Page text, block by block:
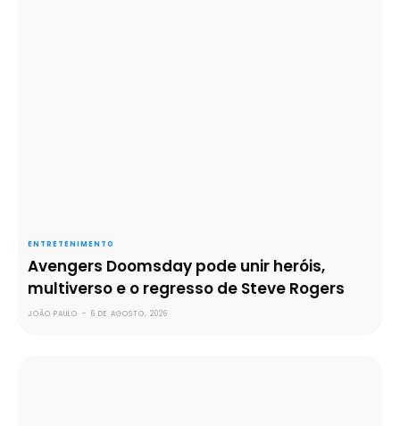
ENTRETENIMENTO
Avengers Doomsday pode unir heróis,
multiverso e o regresso de Steve Rogers
JOÃO PAULO - 6 DE AGOSTO, 2026